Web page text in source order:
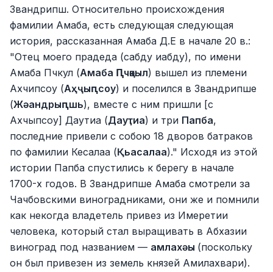
Звандрипш. Относительно происхождения
фамилии Амаба, есть следующая следующая
история, рассказанная Амаба Д.Е в начале 20 в.:
"Отец моего прадеда (сабду иабду), по имени
Амаба Пчкул (Амаба Ԥчқәыл) вышел из племени
Ахчипсоу (Аҳҷыԥсоу) и поселился в Звандрипше
(Жәандрыԥшь), вместе с ним пришли [с
Ахчыпсоу] Даутиа (Дауҭиа) и три Папба,
последние привели с собою 18 дворов батраков
по фамилии Кесалаа (Қьасалаа)." Исходя из этой
истории Папба спустились к берегу в начале
1700-х годов. В Звандрипше Амаба смотрели за
Чачбовскими виноградниками, они же и помнили
как некогда владетель привез из Имеретии
человека, который стал выращивать в Абхазии
виноград под названием — амлахәы (поскольку
он был привезен из земель князей Амилахвари).